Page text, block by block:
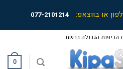
או בווצאפ: 077-2101214
הכיפות הגדולה ברשת
0